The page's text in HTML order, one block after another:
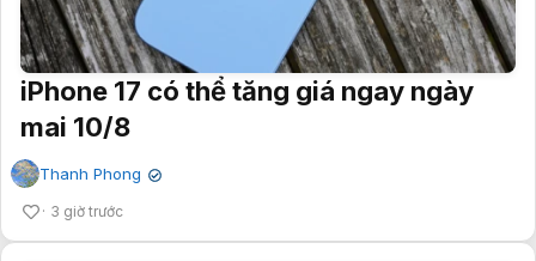
iPhone 17 có thể tăng giá ngay ngày
mai 10/8
Thanh Phong ✔
3 giờ trước